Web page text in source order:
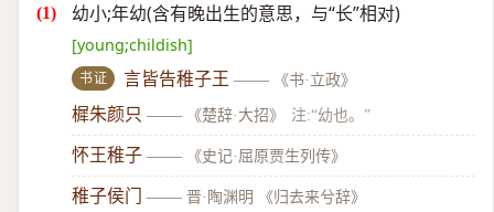
幼小;年幼(含有晚出生的意思，与“长”相对)
[young;childish]
书证 言皆告稚子王 —— 《书·立政》
樨朱颜只 —— 《楚辞·大招》 注:“幼也。”
怀王稚子 —— 《史记·屈原贾生列传》
稚子侯门 —— 晋·陶渊明 《归去来兮辞》